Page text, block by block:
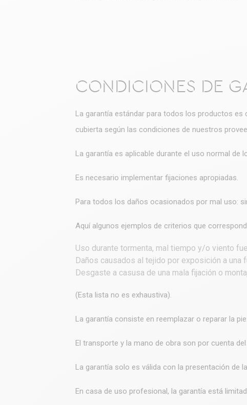
CONDICIONES DE
La garantía estándar para todos los productos es
cubierta según las condiciones de nuestros
La garantía es aplicable durante el uso normal de
Es necesario implementar fijaciones apropiadas.
Para todos los daños ocasionados por mal uso:
Aquí algunos ejemplos de criterios que
Uso durante tormenta, mal tiempo y/o viento
Daños causados al tejido por exposición a
Desgaste a casusa de una mala fijación o
(Esta lista no es exhaustiva).
La garantía consiste en reemplazar o reparar la
El transporte y la mano de obra son por cuenta
La garantía solo es válida con la presentación de
En casa de uso profesional, la garantía está